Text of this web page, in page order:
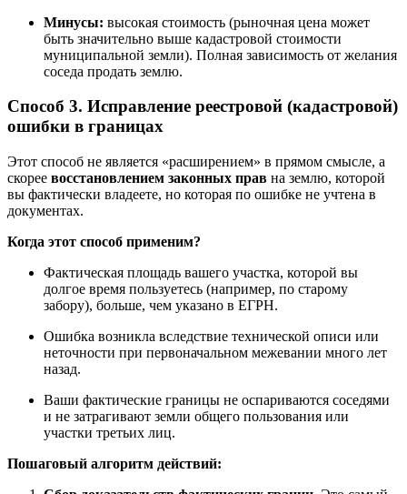
Минусы: высокая стоимость (рыночная цена может
быть значительно выше кадастровой стоимости
муниципальной земли). Полная зависимость от желания
соседа продать землю.
Способ 3. Исправление реестровой (кадастровой)
ошибки в границах
Этот способ не является «расширением» в прямом смысле, а
скорее восстановлением законных прав на землю, которой
вы фактически владеете, но которая по ошибке не учтена в
документах.
Когда этот способ применим?
Фактическая площадь вашего участка, которой вы
долгое время пользуетесь (например, по старому
забору), больше, чем указано в ЕГРН.
Ошибка возникла вследствие технической описи или
неточности при первоначальном межевании много лет
назад.
Ваши фактические границы не оспариваются соседями
и не затрагивают земли общего пользования или
участки третьих лиц.
Пошаговый алгоритм действий: